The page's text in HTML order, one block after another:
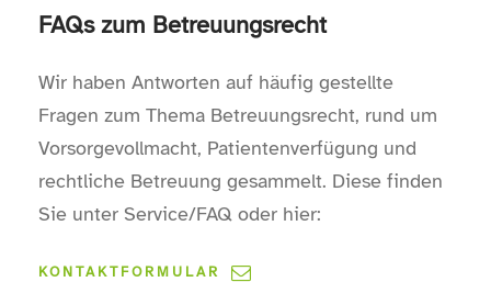
FAQs zum Betreuungsrecht
Wir haben Antworten auf häufig gestellte
Fragen zum Thema Betreuungsrecht, rund um
Vorsorgevollmacht, Patientenverfügung und
rechtliche Betreuung gesammelt. Diese finden
Sie unter Service/FAQ oder hier:
KONTAKTFORMULAR